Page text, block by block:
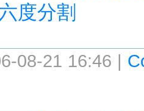
度分割
08-21 16:46 |